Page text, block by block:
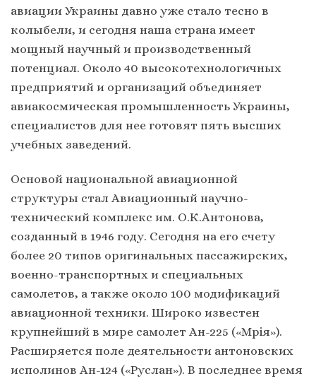
авиации Украины давно уже стало тесно в
колыбели, и сегодня наша страна имеет
мощный научный и производственный
потенциал. Около 40 высокотехнологичных
предприятий и организаций объединяет
авиакосмическая промышленность Украины,
специалистов для нее готовят пять высших
учебных заведений.
Основой национальной авиационной
структуры стал Авиационный научно-
технический комплекс им. О.К.Антонова,
созданный в 1946 году. Сегодня на его счету
более 20 типов оригинальных пассажирских,
военно-транспортных и специальных
самолетов, а также около 100 модификаций
авиационной техники. Широко известен
крупнейший в мире самолет Ан-225 («Мрія»).
Расширяется поле деятельности антоновских
исполинов Ан-124 («Руслан»). В последнее время